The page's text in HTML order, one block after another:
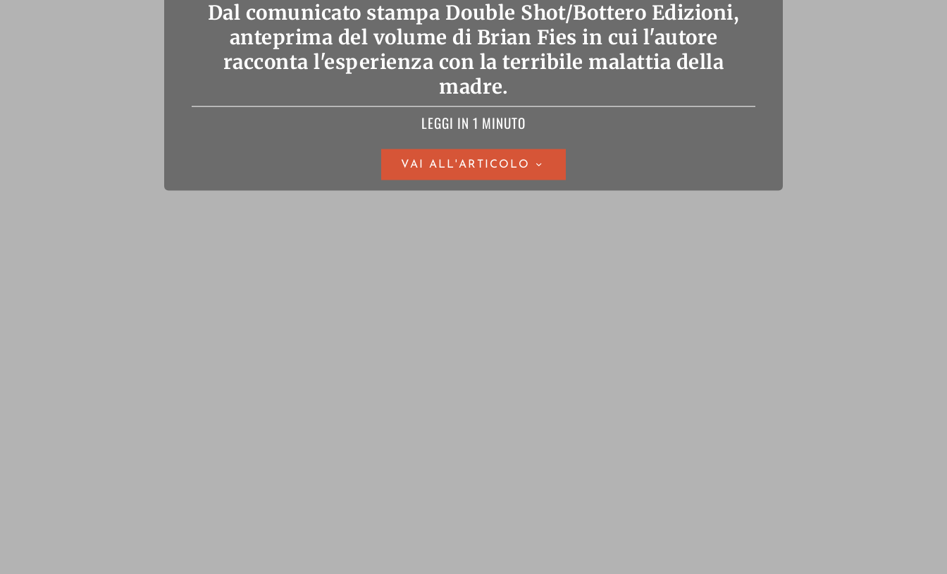
Dal comunicato stampa Double Shot/Bottero Edizioni,
anteprima del volume di Brian Fies in cui l'autore
racconta l'esperienza con la terribile malattia della
madre.
LEGGI IN 1 MINUTO
VAI ALL'ARTICOLO